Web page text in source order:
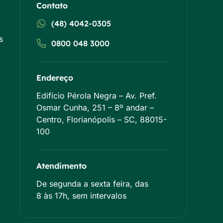
Contato
(48) 4042-0305
0800 048 3000
Endereço
Edifício Pérola Negra – Av. Pref.
Osmar Cunha, 251 – 8º andar –
Centro, Florianópolis – SC, 88015-
100
Atendimento
De segunda a sexta feira, das
8 às 17h, sem intervalos